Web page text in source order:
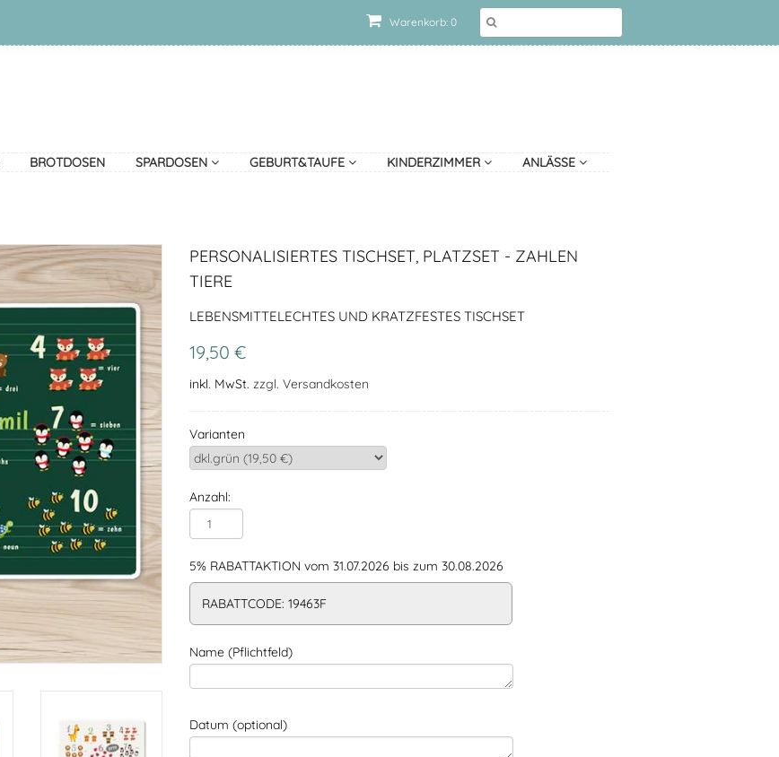
Warenkorb: 0
BROTDOSEN SPARDOSEN GEBURT&TAUFE KINDERZIMMER ANLÄSSE
PERSONALISIERTES TISCHSET, PLATZSET - ZAHLEN
TIERE
LEBENSMITTELECHTES UND KRATZFESTES TISCHSET
19,50 €
inkl. MwSt. zzgl. Versandkosten
Varianten
Anzahl:
5% RABATTAKTION vom 31.07.2026 bis zum 30.08.2026
RABATTCODE: 19463F
Name (Pflichtfeld)
Datum (optional)